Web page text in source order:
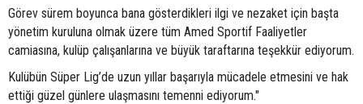
Görev sürem boyunca bana gösterdikleri ilgi ve nezaket için başta
yönetim kuruluna olmak üzere tüm Amed Sportif Faaliyetler
camiasına, kulüp çalışanlarına ve büyük taraftarına teşekkür ediyorum.
Kulübün Süper Lig’de uzun yıllar başarıyla mücadele etmesini ve hak
ettiği güzel günlere ulaşmasını temenni ediyorum."